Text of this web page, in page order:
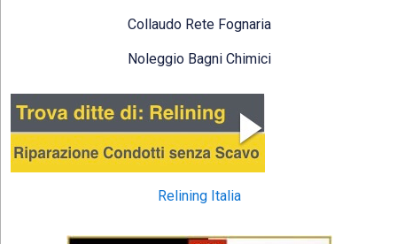
Collaudo Rete Fognaria
Noleggio Bagni Chimici
Relining Italia